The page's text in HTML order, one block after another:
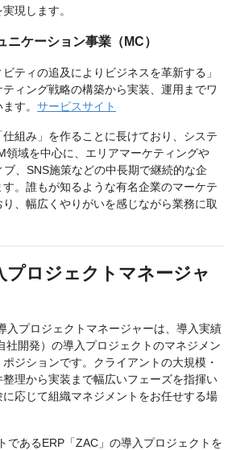
現します。
ニケーション事業（MC）
ビティの追及によりビジネスを革新する」
ィング戦略の構築から実装、運用までワ
す。 サービスサイト
組み」を作ることに長けており、システ
領域を中心に、エリアマーケティングや
、SNS施策などの中長期で継続的な企
。誰もが知るような有名企業のマーケテ
、幅広くやりがいを感じながら業務に取
プロジェクトマネージャ
入プロジェクトマネージャーは、導入実績
社開発）の導入プロジェクトのマネジメン
ジションです。クライアントの大規模・
理から実装まで幅広いフェーズを指揮い
応じて組織マネジメントをお任せする場
であるERP「ZAC」の導入プロジェクトを